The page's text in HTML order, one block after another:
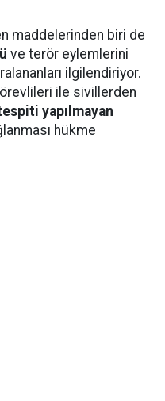
maddelerinden biri de
ve terör eylemlerini
ilgilendiriyor.
ile sivillerden
yapılmayan
hükme